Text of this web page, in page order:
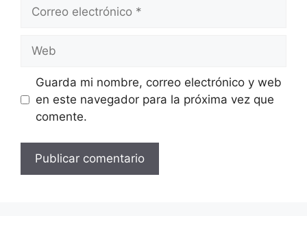
electrónico
Guarda mi nombre, correo electrónico y web
en este navegador para la próxima vez que
comente.